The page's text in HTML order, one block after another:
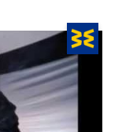
IT
ES